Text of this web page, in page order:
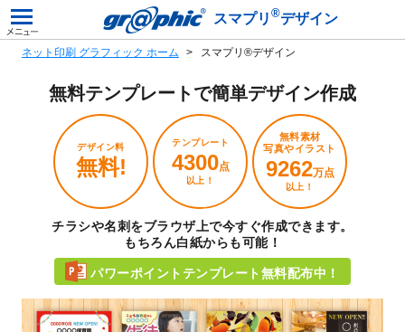
スマプリ ®デザイン
ネット印刷 グラフィック ホーム スマプリ®デザイン
無料テンプレートで簡単デザイン作成
デザイン料
無料!
テンプレート
4300点
以上！
無料素材
写真やイラスト
9262万点
以上！
チラシや名刺をブラウザ上で今すぐ作成できます。
もちろん白紙からも可能！
パワーポイントテンプレート無料配布中！